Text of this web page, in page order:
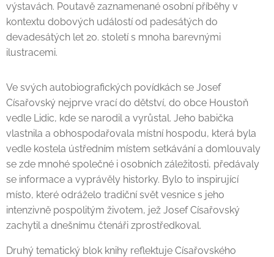
výstavách. Poutavě zaznamenané osobní příběhy v
kontextu dobových událostí od padesátých do
devadesátých let 20. století s mnoha barevnými
ilustracemi.
Ve svých autobiografických povídkách se Josef
Císařovský nejprve vrací do dětství, do obce Houstoň
vedle Lidic, kde se narodil a vyrůstal. Jeho babička
vlastnila a obhospodařovala místní hospodu, která byla
vedle kostela ústředním místem setkávání a domlouvaly
se zde mnohé společné i osobních záležitosti, předávaly
se informace a vyprávěly historky. Bylo to inspirující
místo, které odráželo tradiční svět vesnice s jeho
intenzivně pospolitým životem, jež Josef Císařovský
zachytil a dnešnímu čtenáři zprostředkoval.
Druhý tematický blok knihy reflektuje Císařovského